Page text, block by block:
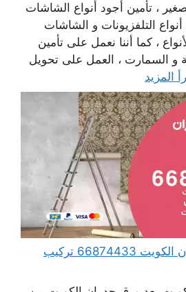
، تأمين أجود أنواع الشاشات
التلفزيونات و الشاشات
، كما أننا نعمل على تأمين
و السمارت ، العمل على تحويل
المزيد
فني تركيب ورق جدران الكويت 66874433 تركيب